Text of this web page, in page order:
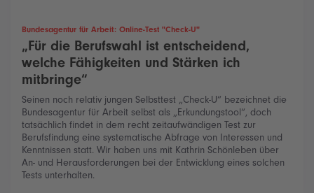
Bundesagentur für Arbeit: Online-Test "Check-U"
„Für die Berufswahl ist entscheidend,
welche Fähigkeiten und Stärken ich
mitbringe“
Seinen noch relativ jungen Selbsttest „Check-U“ bezeichnet die
Bundesagentur für Arbeit selbst als „Erkundungstool“, doch
tatsächlich findet in dem recht zeitaufwändigen Test zur
Berufsfindung eine systematische Abfrage von Interessen und
Kenntnissen statt. Wir haben uns mit Kathrin Schönleben über
An- und Herausforderungen bei der Entwicklung eines solchen
Tests unterhalten.